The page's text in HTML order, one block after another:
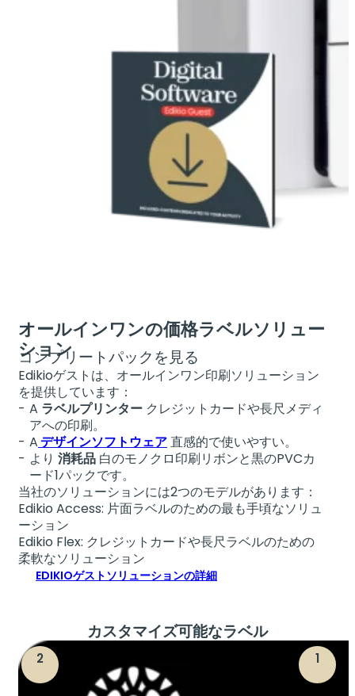
オールインワンの価格ラベルソリュー
ション
コンプリートパックを見る
Edikioゲストは、オールインワン印刷ソリューション
を提供しています：
A ラベルプリンター クレジットカードや長尺メディ
アへの印刷。
Aデザインソフトウェア直感的で使いやすい。
より 消耗品 白のモノクロ印刷リボンと黒のPVCカ
ード1パックです。
当社のソリューションには2つのモデルがあります：
Edikio Access: 片面ラベルのための最も手頃なソリュ
ーション
Edikio Flex: クレジットカードや長尺ラベルのための
柔軟なソリューション
EDIKIOゲストソリューションの詳細
カスタマイズ可能なラベル
1
2